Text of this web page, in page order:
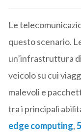
Le
questo scenario.
un’infrastruttura
veicolo su cui
malevoli e
tra i principali
edge computing,